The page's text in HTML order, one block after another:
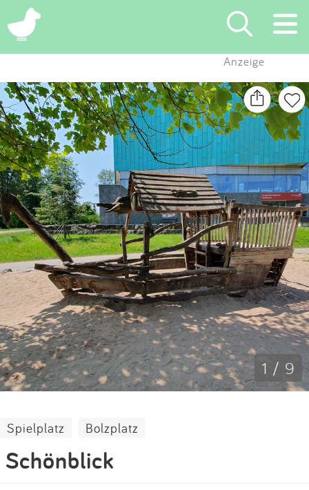
×
Suchen
Eintragen
App
Blog
Partner
Kontakt
Impressum
Anmelden
Anzeige
1 / 9
Spielplatz Bolzplatz
Schönblick